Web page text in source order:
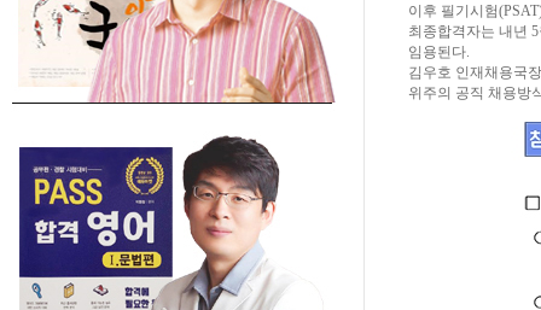
이후 필기시험
최종합격자는 내년
임용된다.
김우호 인재채용국
위주의 공직 채용방